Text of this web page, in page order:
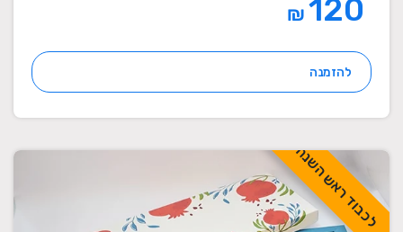
₪
להזמנה
לכבוד ראש השנה